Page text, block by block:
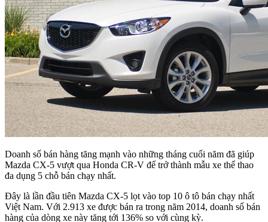
Doanh số bán hàng tăng mạnh vào những tháng cuối năm đã giúp
Mazda CX-5 vượt qua Honda CR-V để trở thành mẫu xe thể thao
đa dụng 5 chỗ bán chạy nhất.
Đây là lần đầu tiên Mazda CX-5 lọt vào top 10 ô tô bán chạy nhất
Việt Nam. Với 2.913 xe được bán ra trong năm 2014, doanh số bán
hàng của dòng xe này tăng tới 136% so với cùng kỳ.